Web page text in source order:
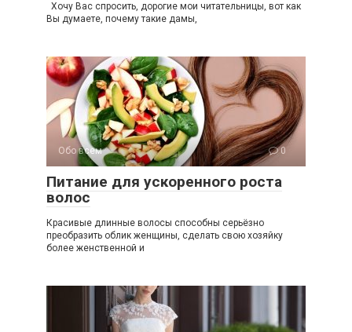
Хочу Вас спросить, дорогие мои читательницы, вот как
Вы думаете, почему такие дамы,
Обо всем 0
Питание для ускоренного роста
волос
Красивые длинные волосы способны серьёзно
преобразить облик женщины, сделать свою хозяйку
более женственной и